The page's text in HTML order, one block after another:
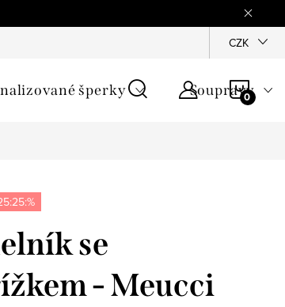
Jak
CZK
šperky Soupravy
se
- Meucci